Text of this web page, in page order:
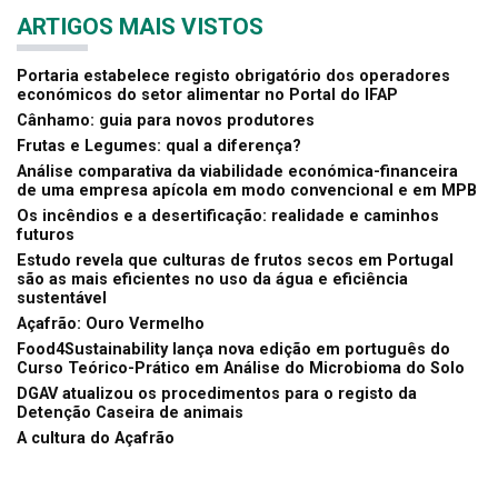
ARTIGOS MAIS VISTOS
Portaria estabelece registo obrigatório dos operadores
económicos do setor alimentar no Portal do IFAP
Cânhamo: guia para novos produtores
Frutas e Legumes: qual a diferença?
Análise comparativa da viabilidade económica-financeira
de uma empresa apícola em modo convencional e em MPB
Os incêndios e a desertificação: realidade e caminhos
futuros
Estudo revela que culturas de frutos secos em Portugal
são as mais eficientes no uso da água e eficiência
sustentável
Açafrão: Ouro Vermelho
Food4Sustainability lança nova edição em português do
Curso Teórico-Prático em Análise do Microbioma do Solo
DGAV atualizou os procedimentos para o registo da
Detenção Caseira de animais
A cultura do Açafrão